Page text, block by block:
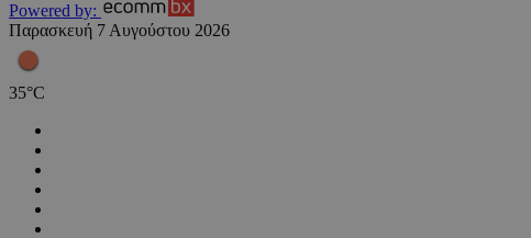
Powered by:
Παρασκευή 7 Αυγούστου 2026
35°C